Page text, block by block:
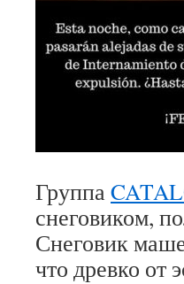
Группа
снеговиком,
Снеговик
что древко от